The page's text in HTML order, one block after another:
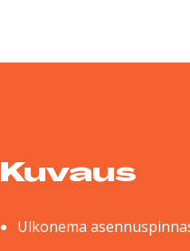
Kuvaus
Ulkonema